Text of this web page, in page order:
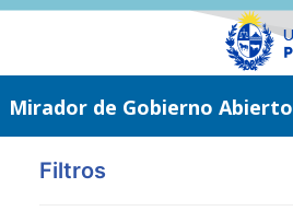
Saltar
Mirador de Gobierno Abierto
Filtros